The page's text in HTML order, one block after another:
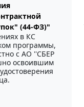
(44-ФЗ)"
в КС
программы,
с АО ''СБЕР
освоившим